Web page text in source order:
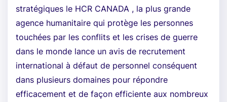
stratégiques le HCR CANADA , la plus grande
agence humanitaire qui protège les personnes
touchées par les conflits et les crises de guerre
dans le monde lance un avis de recrutement
international à défaut de personnel conséquent
dans plusieurs domaines pour répondre
efficacement et de façon efficiente aux nombreux